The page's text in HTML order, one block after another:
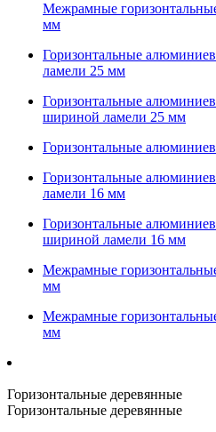
Межрамные
мм
Горизонтальные
ламели 25 мм
Горизонтальные
шириной ламели 25 мм
Горизонтальные
Горизонтальные
ламели 16 мм
Горизонтальные
шириной ламели 16 мм
Межрамные
мм
Межрамные
мм
Горизонтальные деревянные
Горизонтальные деревянные